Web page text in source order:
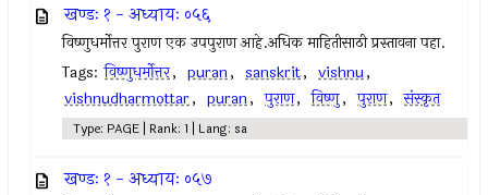
खण्डः १ - अध्यायः ०५६
विष्णुधर्मोत्तर पुराण एक उपपुराण आहे.अधिक माहितीसाठी प्रस्तावना पहा.
Tags: विष्णुधर्मोत्तर, puran, sanskrit, vishnu,
vishnudharmottar, puran, पुराण, विष्णु, पुराण, संस्कृत
Type: PAGE | Rank: 1 | Lang: sa
खण्डः १ - अध्यायः ०५७